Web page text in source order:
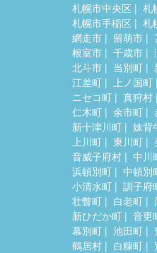
札幌市中央区 札
札幌市手稲区
札
網走市
留萌市
根室市
千歳市
北斗市
当別町
江差町
上ノ国町
ニセコ町
真狩村
仁木町
余市町
新十津川町
妹背
上川町
東川町
音威子府村
中川
浜頓別町
中頓別
小清水町
訓子府
壮瞥町
白老町
新ひだか町
音更
幕別町
池田町
鶴居村
白糠町